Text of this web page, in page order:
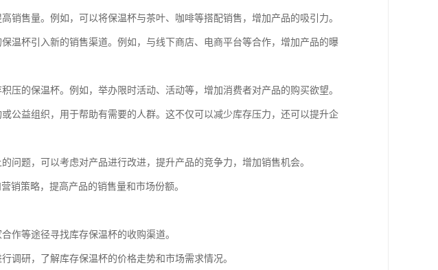
销售量。例如，可以将保温杯与茶叶、咖啡等搭配销售，增加产品的吸引力。
温杯引入新的销售渠道。例如，与线下商店、电商平台等合作，增加产品的曝
压的保温杯。例如，举办限时活动、活动等，增加消费者对产品的购买欲望。
公益组织，用于帮助有需要的人群。这不仅可以减少库存压力，还可以提升企
问题，可以考虑对产品进行改进，提升产品的竞争力，增加销售机会。
销策略，提高产品的销售量和市场份额。
作等途径寻找库存保温杯的收购渠道。
调研，了解库存保温杯的价格走势和市场需求情况。